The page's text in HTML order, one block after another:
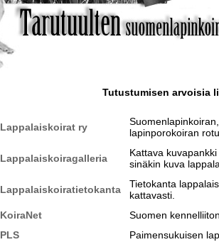
Tutustumisen arvoisia
Lappalaiskoirat ry
lapinporokoiran
Lappalaiskoiragalleria
Kattava
sinäkin kuva
Lappalaiskoiratietokanta
Tietokanta
kattavasti.
KoiraNet
Suomen
PLS
Paimensukuisen